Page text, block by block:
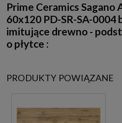
Prime Ceramics
60x120 PD-SR-SA-0004
imitujące drewno -
o płytce :
PRODUKTY POWIĄZANE